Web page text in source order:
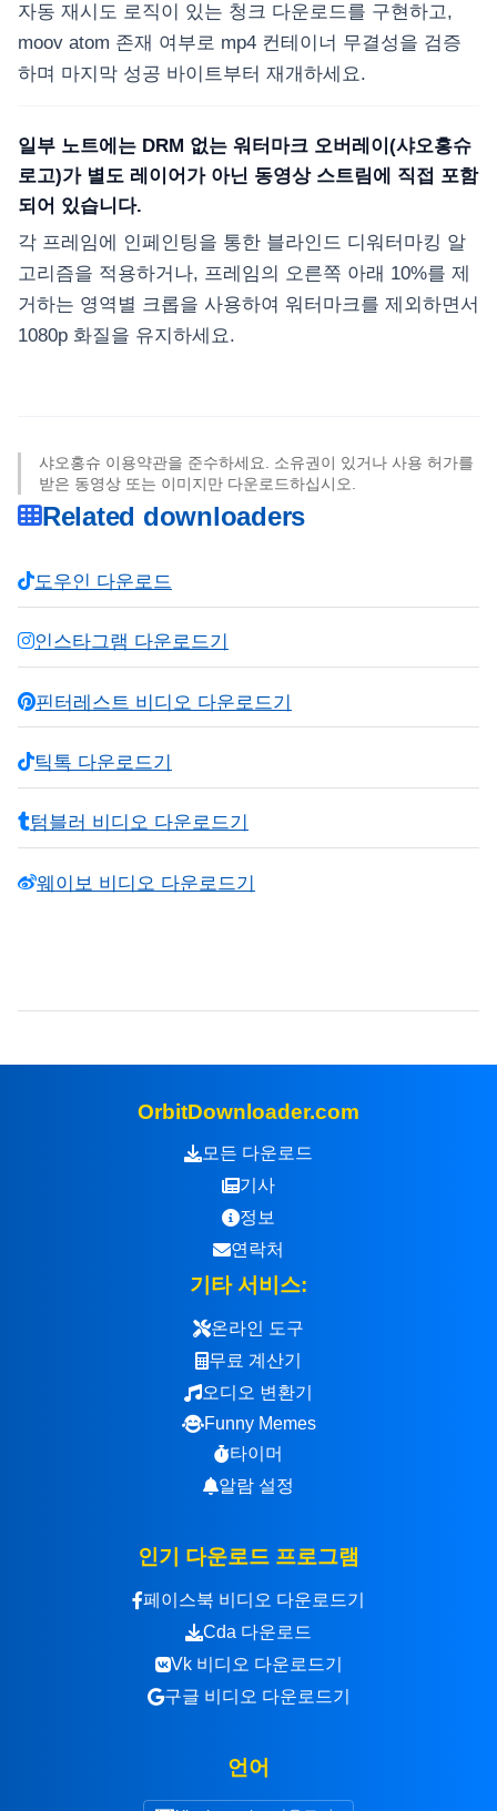
자동 재시도 로직이 있는 청크 다운로드를 구현하고,
moov atom 존재 여부로 mp4 컨테이너 무결성을 검증
하며 마지막 성공 바이트부터 재개하세요.
일부 노트에는 DRM 없는 워터마크 오버레이(샤오홍슈
로고)가 별도 레이어가 아닌 동영상 스트림에 직접 포함
되어 있습니다.
각 프레임에 인페인팅을 통한 블라인드 디워터마킹 알
고리즘을 적용하거나, 프레임의 오른쪽 아래 10%를 제
거하는 영역별 크롭을 사용하여 워터마크를 제외하면서
1080p 화질을 유지하세요.
샤오홍슈 이용약관을 준수하세요. 소유권이 있거나 사용 허가를
받은 동영상 또는 이미지만 다운로드하십시오.
Related downloaders
도우인 다운로드
인스타그램 다운로드기
핀터레스트 비디오 다운로드기
틱톡 다운로드기
텀블러 비디오 다운로드기
웨이보 비디오 다운로드기
OrbitDownloader.com
모든 다운로드
기사
정보
연락처
기타 서비스:
온라인 도구
무료 계산기
오디오 변환기
Funny Memes
타이머
알람 설정
인기 다운로드 프로그램
페이스북 비디오 다운로드기
Cda 다운로드
Vk 비디오 다운로드기
구글 비디오 다운로드기
언어